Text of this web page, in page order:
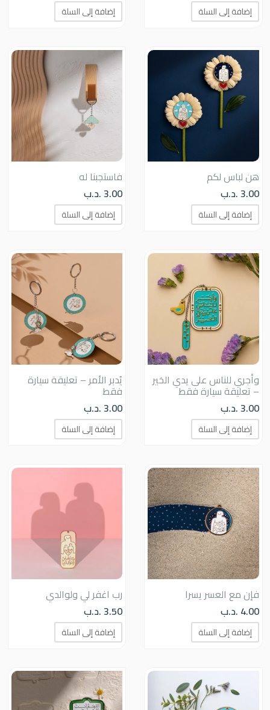
إضافة إلى السلة إضافة إلى السلة
هن لباس لكم
3.00.د.ب
إضافة إلى السلة
فاستجبنا له
3.00.د.ب
إضافة إلى السلة
وأجري للناس على يدي الخير
– تعليقة سيارة فقط
3.00.د.ب
إضافة إلى السلة
يُدبر الأمر – تعليقة سيارة
فقط
3.00.د.ب
إضافة إلى السلة
فإن مع العسر يسرا
4.00 .د.ب
إضافة إلى السلة
رب اغفر لي ولوالدي
3.50.د.ب
إضافة إلى السلة